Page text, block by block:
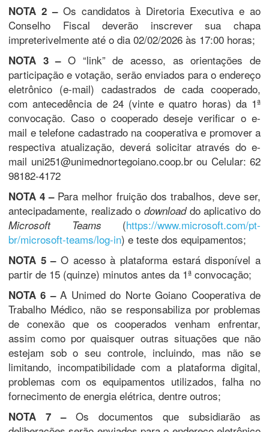
NOTA 2 – Os candidatos à Diretoria Executiva e ao
Conselho Fiscal deverão inscrever sua chapa
impreterivelmente até o dia 02/02/2026 às 17:00 horas;
NOTA 3 – O “link” de acesso, as orientações de
participação e votação, serão enviados para o endereço
eletrônico (e-mail) cadastrados de cada cooperado,
com antecedência de 24 (vinte e quatro horas) da 1ª
convocação. Caso o cooperado deseje verificar o e-
mail e telefone cadastrado na cooperativa e promover a
respectiva atualização, deverá solicitar através do e-
mail uni251@unimednortegoiano.coop.br ou Celular: 62
98182-4172
NOTA 4 – Para melhor fruição dos trabalhos, deve ser,
antecipadamente, realizado o download do aplicativo do
Microsoft Teams (https://www.microsoft.com/pt-
br/microsoft-teams/log-in) e teste dos equipamentos;
NOTA 5 – O acesso à plataforma estará disponível a
partir de 15 (quinze) minutos antes da 1ª convocação;
NOTA 6 –A Unimed do Norte Goiano Cooperativa de
Trabalho Médico, não se responsabiliza por problemas
de conexão que os cooperados venham enfrentar,
assim como por quaisquer outras situações que não
estejam sob o seu controle, incluindo, mas não se
limitando, incompatibilidade com a plataforma digital,
problemas com os equipamentos utilizados, falha no
fornecimento de energia elétrica, dentre outros;
NOTA 7 – Os documentos que subsidiarão as